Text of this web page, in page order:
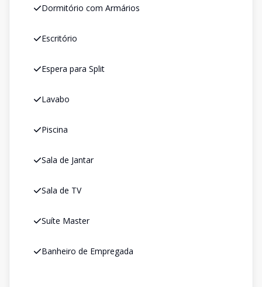
Dormitório com Armários
Escritório
Espera para Split
Lavabo
Piscina
Sala de Jantar
Sala de TV
Suíte Master
Banheiro de Empregada